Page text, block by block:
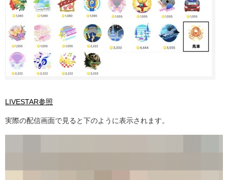
LIVESTAR参照
実際の配信画面で見ると下のように表示されます。